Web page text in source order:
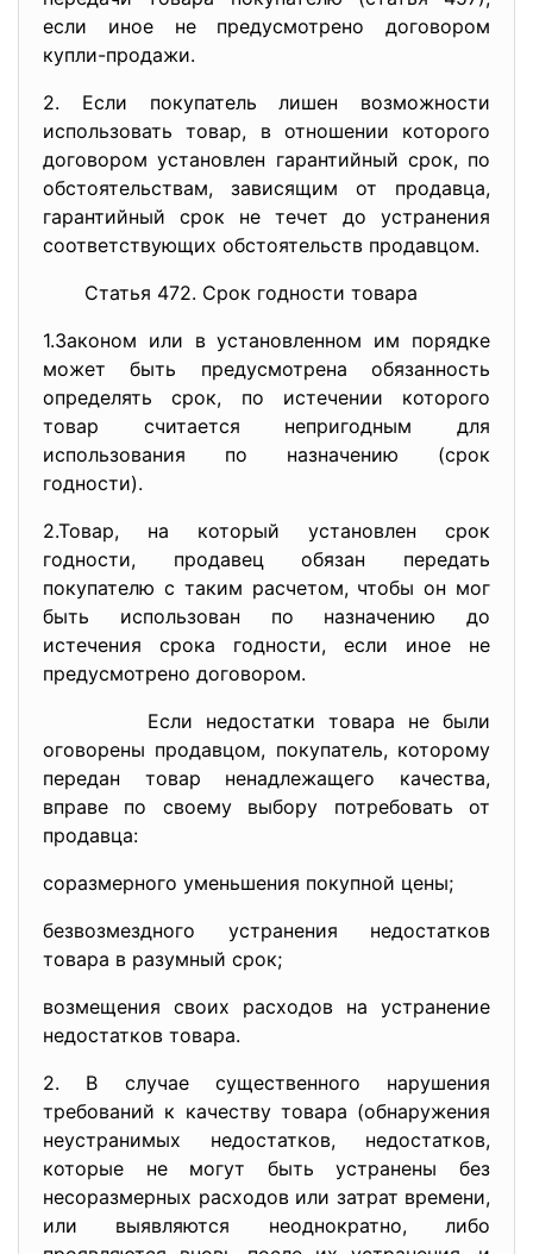
если иное не предусмотрено договором
купли-продажи.
2. Если покупатель лишен возможности
использовать товар, в отношении которого
договором установлен гарантийный срок, по
обстоятельствам, зависящим от продавца,
гарантийный срок не течет до устранения
соответствующих обстоятельств продавцом.
Статья 472. Срок годности товара
1.Законом или в установленном им порядке
может быть предусмотрена обязанность
определять срок, по истечении которого
товар считается непригодным для
использования по назначению (срок
годности).
2.Товар, на который установлен срок
годности, продавец обязан передать
покупателю с таким расчетом, чтобы он мог
быть использован по назначению до
истечения срока годности, если иное не
предусмотрено договором.
Если недостатки товара не были
оговорены продавцом, покупатель, которому
передан товар ненадлежащего качества,
вправе по своему выбору потребовать от
продавца:
соразмерного уменьшения покупной цены;
безвозмездного устранения недостатков
товара в разумный срок;
возмещения своих расходов на устранение
недостатков товара.
2. В случае существенного нарушения
требований к качеству товара (обнаружения
неустранимых недостатков, недостатков,
которые не могут быть устранены без
несоразмерных расходов или затрат времени,
или выявляются неоднократно, либо